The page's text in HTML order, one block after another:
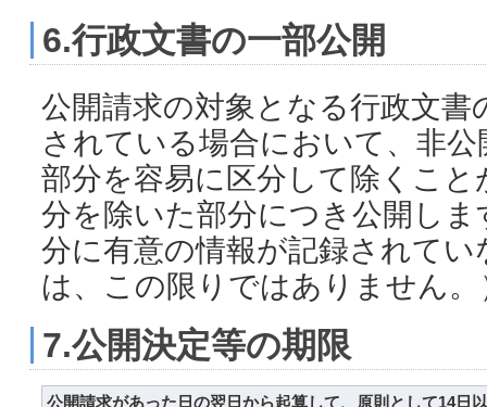
6.行政文書の一部公開
公開請求の対象となる行政文書
されている場合において、非
部分を容易に区分して除くこ
分を除いた部分につき公開し
分に有意の情報が記録されて
は、この限りではありません。
7.公開決定等の期限
公開請求があった日の翌日から起算して、原則として14日